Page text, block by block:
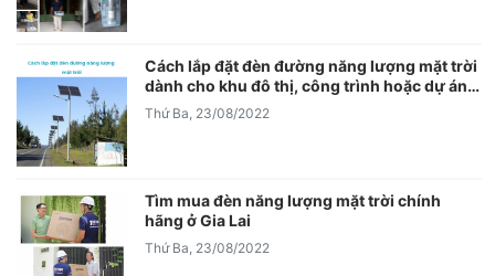
Cách lắp đặt đèn đường năng lượng mặt trời
dành cho khu đô thị, công trình hoặc dự án
lớn
Thứ Ba, 23/08/2022
Tìm mua đèn năng lượng mặt trời chính
hãng ở Gia Lai
Thứ Ba, 23/08/2022